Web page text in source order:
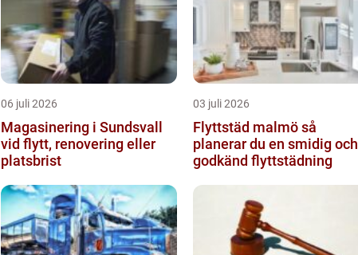
06 juli 2026
Magasinering i Sundsvall
vid flytt, renovering eller
platsbrist
03 juli 2026
Flyttstäd malmö så
planerar du en smidig och
godkänd flyttstädning